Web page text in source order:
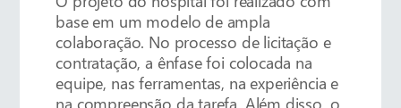
base em um modelo de ampla
colaboração. No processo de licitação e
contratação, a ênfase foi colocada na
equipe, nas ferramentas, na experiência e
na compreensão da tarefa. Além disso, o